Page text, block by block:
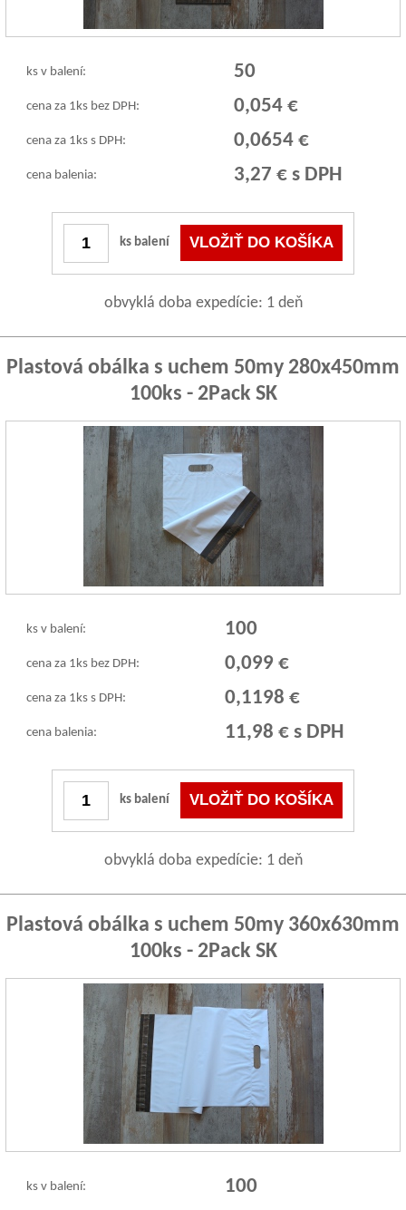
ks v balení: 50
cena za 1ks bez DPH: 0,054 €
cena za 1ks s DPH: 0,0654 €
cena balenia: 3,27 € s DPH
ks balení
obvyklá doba expedície: 1 deň
Plastová obálka s uchem 50my 280x450mm
100ks - 2Pack SK
ks v balení: 100
cena za 1ks bez DPH: 0,099 €
cena za 1ks s DPH: 0,1198 €
cena balenia: 11,98 € s DPH
ks balení
obvyklá doba expedície: 1 deň
Plastová obálka s uchem 50my 360x630mm
100ks - 2Pack SK
ks v balení: 100